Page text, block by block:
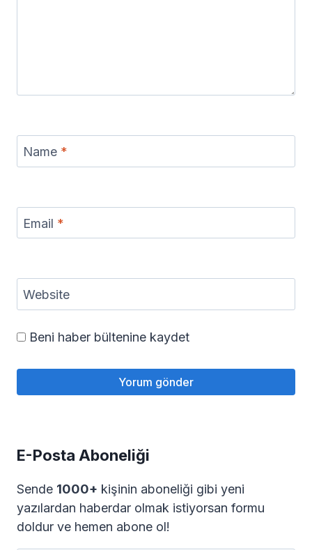
Name *
Email *
Website
Beni haber bültenine kaydet
E-Posta Aboneliği
Sende 1000+ kişinin aboneliği gibi yeni
yazılardan haberdar olmak istiyorsan formu
doldur ve hemen abone ol!